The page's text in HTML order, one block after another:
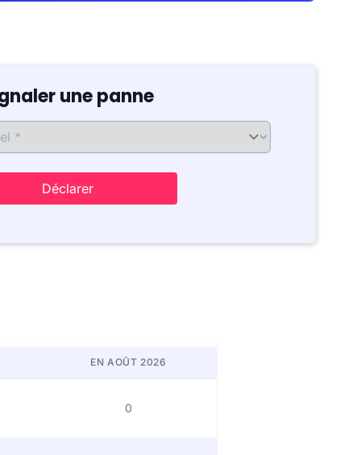
une panne
Déclarer
EN AOÛT 2026
0